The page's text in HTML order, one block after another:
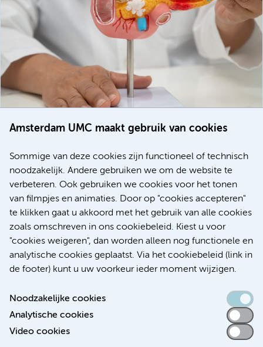
Amsterdam UMC maakt gebruik van cookies
Sommige van deze cookies zijn functioneel of technisch
noodzakelijk. Andere gebruiken we om de website te
verbeteren. Ook gebruiken we cookies voor het tonen
van filmpjes en animaties. Door op "cookies accepteren"
te klikken gaat u akkoord met het gebruik van alle cookies
zoals omschreven in ons cookiebeleid. Kiest u voor
"cookies weigeren", dan worden alleen nog functionele en
analytische cookies geplaatst. Via het cookiebeleid (link in
de footer) kunt u uw voorkeur ieder moment wijzigen.
Noodzakelijke cookies
Analytische cookies
Video cookies
voor patiënten met alvleesklierkanker verbeteren
Meer
Toegankelijkheidsverklaring